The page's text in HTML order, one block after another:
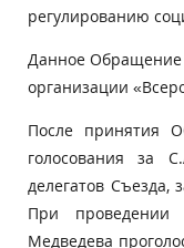
регулированию
Данное
организации
После принятия
голосования за
делегатов
При проведении
Медведева